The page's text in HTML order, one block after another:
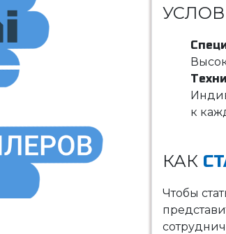
к
КАК
Чтобы